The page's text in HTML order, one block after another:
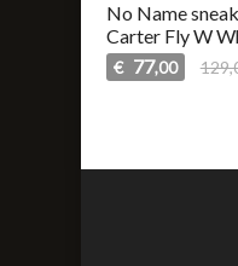
No Name
Carter Fly W
€ 77,00